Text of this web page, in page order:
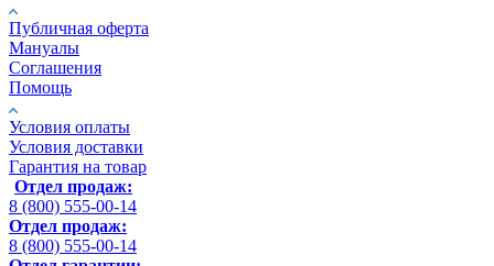
Публичная оферта
Мануалы
Соглашения
Помощь
Условия оплаты
Условия доставки
Гарантия на товар
Отдел продаж:
8 (800) 555-00-14
Отдел продаж:
8 (800) 555-00-14